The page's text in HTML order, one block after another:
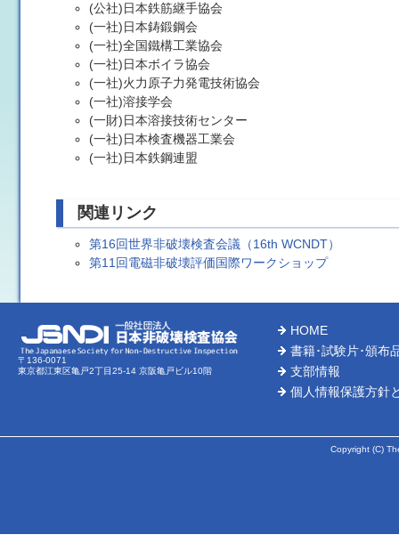
(公社)日本鉄筋継手協会
(一社)日本鋳鍛鋼会
(一社)全国鐵構工業協会
(一社)日本ボイラ協会
(一社)火力原子力発電技術協会
(一社)溶接学会
(一財)日本溶接技術センター
(一社)日本検査機器工業会
(一社)日本鉄鋼連盟
関連リンク
第16回世界非破壊検査会議（16th WCNDT）
第11回電磁非破壊評価国際ワークショップ
〒136-0071
東京都江東区亀戸2丁目25-14 京阪亀戸ビル10階
HOME
書籍･試験片･頒布
支部情報
個人情報保護方針
Copyright (C)